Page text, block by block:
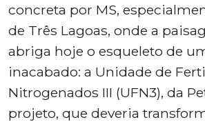
concreta por MS,
de Três Lagoas, onde a
abriga hoje o esqueleto de
inacabado: a Unidade de
Nitrogenados III (UFN3), da
projeto, que deveria